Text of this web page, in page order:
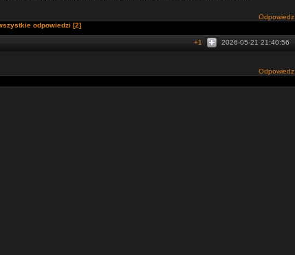
Odpowiedz
odpowiedzi [2]
2026-05-21 21:40:56
+1
Odpowiedz